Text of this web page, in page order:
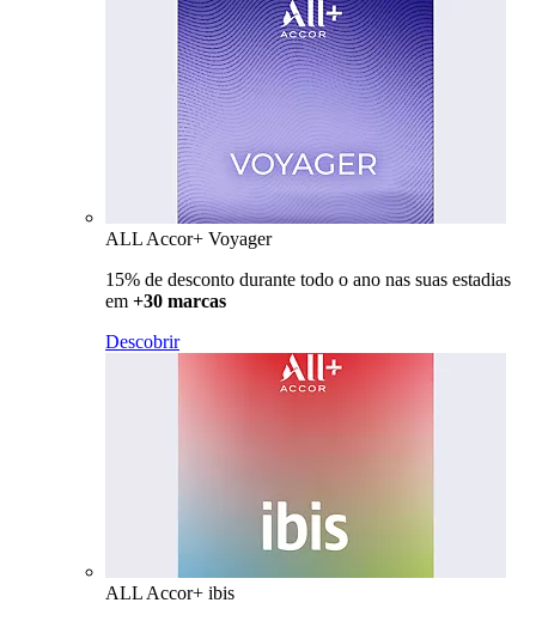
ALL Accor+ Voyager
15% de desconto durante todo o ano nas suas estadias
em +30 marcas
Descobrir
ALL Accor+ ibis